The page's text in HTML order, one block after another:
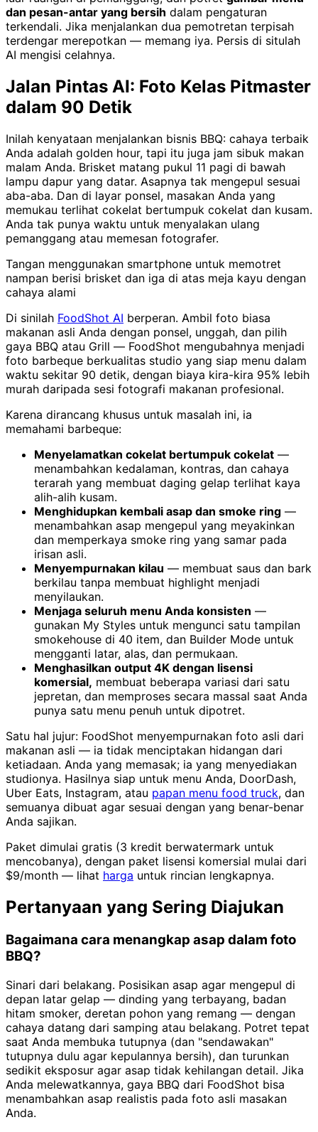
dan pesan-antar yang bersih dalam pengaturan
terkendali. Jika menjalankan dua pemotretan terpisah
terdengar merepotkan — memang iya. Persis di situlah
AI mengisi celahnya.
Jalan Pintas AI: Foto Kelas Pitmaster
dalam 90 Detik
Inilah kenyataan menjalankan bisnis BBQ: cahaya terbaik
Anda adalah golden hour, tapi itu juga jam sibuk makan
malam Anda. Brisket matang pukul 11 pagi di bawah
lampu dapur yang datar. Asapnya tak mengepul sesuai
aba-aba. Dan di layar ponsel, masakan Anda yang
memukau terlihat cokelat bertumpuk cokelat dan kusam.
Anda tak punya waktu untuk menyalakan ulang
pemanggang atau memesan fotografer.
Tangan menggunakan smartphone untuk memotret
nampan berisi brisket dan iga di atas meja kayu dengan
cahaya alami
Di sinilah FoodShot AI berperan. Ambil foto biasa
makanan asli Anda dengan ponsel, unggah, dan pilih
gaya BBQ atau Grill — FoodShot mengubahnya menjadi
foto barbeque berkualitas studio yang siap menu dalam
waktu sekitar 90 detik, dengan biaya kira-kira 95% lebih
murah daripada sesi fotografi makanan profesional.
Karena dirancang khusus untuk masalah ini, ia
memahami barbeque:
Menyelamatkan cokelat bertumpuk cokelat —
menambahkan kedalaman, kontras, dan cahaya
terarah yang membuat daging gelap terlihat kaya
alih-alih kusam.
Menghidupkan kembali asap dan smoke ring —
menambahkan asap mengepul yang meyakinkan
dan memperkaya smoke ring yang samar pada
irisan asli.
Menyempurnakan kilau — membuat saus dan bark
berkilau tanpa membuat highlight menjadi
menyilaukan.
Menjaga seluruh menu Anda konsisten —
gunakan My Styles untuk mengunci satu tampilan
smokehouse di 40 item, dan Builder Mode untuk
mengganti latar, alas, dan permukaan.
Menghasilkan output 4K dengan lisensi
komersial, membuat beberapa variasi dari satu
jepretan, dan memproses secara massal saat Anda
punya satu menu penuh untuk dipotret.
Satu hal jujur: FoodShot menyempurnakan foto asli dari
makanan asli — ia tidak menciptakan hidangan dari
ketiadaan. Anda yang memasak; ia yang menyediakan
studionya. Hasilnya siap untuk menu Anda, DoorDash,
Uber Eats, Instagram, atau papan menu food truck, dan
semuanya dibuat agar sesuai dengan yang benar-benar
Anda sajikan.
Paket dimulai gratis (3 kredit berwatermark untuk
mencobanya), dengan paket lisensi komersial mulai dari
$9/month — lihat harga untuk rincian lengkapnya.
Pertanyaan yang Sering Diajukan
Bagaimana cara menangkap asap dalam foto
BBQ?
Sinari dari belakang. Posisikan asap agar mengepul di
depan latar gelap — dinding yang terbayang, badan
hitam smoker, deretan pohon yang remang — dengan
cahaya datang dari samping atau belakang. Potret tepat
saat Anda membuka tutupnya (dan "sendawakan"
tutupnya dulu agar kepulannya bersih), dan turunkan
sedikit eksposur agar asap tidak kehilangan detail. Jika
Anda melewatkannya, gaya BBQ dari FoodShot bisa
menambahkan asap realistis pada foto asli masakan
Anda.